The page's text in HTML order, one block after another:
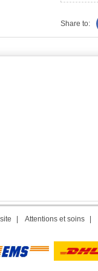
Share to:
| Attentions et soins |